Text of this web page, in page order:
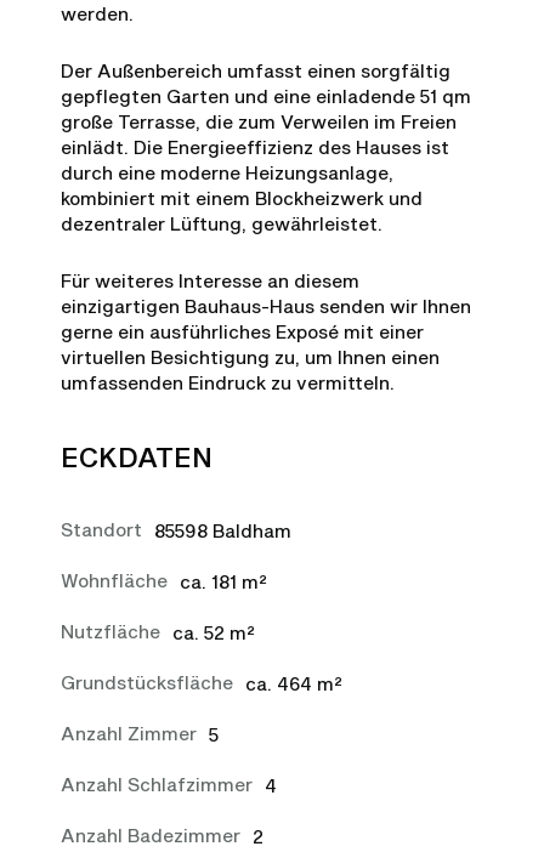
werden.
Der Außenbereich umfasst einen sorgfältig
gepflegten Garten und eine einladende 51 qm
große Terrasse, die zum Verweilen im Freien
einlädt. Die Energieeffizienz des Hauses ist
durch eine moderne Heizungsanlage,
kombiniert mit einem Blockheizwerk und
dezentraler Lüftung, gewährleistet.
Für weiteres Interesse an diesem
einzigartigen Bauhaus-Haus senden wir Ihnen
gerne ein ausführliches Exposé mit einer
virtuellen Besichtigung zu, um Ihnen einen
umfassenden Eindruck zu vermitteln.
ECKDATEN
Standort 85598 Baldham
Wohnfläche ca. 181 m²
Nutzfläche ca. 52 m²
Grundstücksfläche ca. 464 m²
Anzahl Zimmer 5
Anzahl Schlafzimmer 4
Anzahl Badezimmer 2